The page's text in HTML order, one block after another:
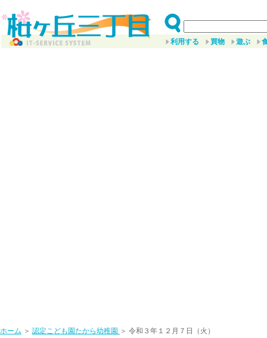
利用する 買物 遊ぶ
ホーム ＞ 認定こども園たから幼稚園 ＞ 令和３年１２月７日（火）